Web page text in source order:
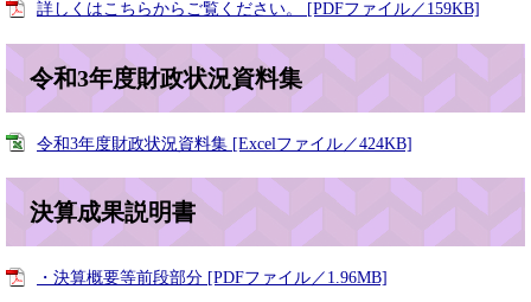
詳しくはこちらからご覧ください。 [PDFファイル／159KB]
令和3年度財政状況資料集
令和3年度財政状況資料集 [Excelファイル／424KB]
決算成果説明書
・決算概要等前段部分 [PDFファイル／1.96MB]